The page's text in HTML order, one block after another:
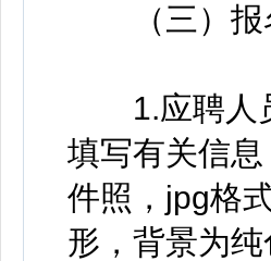
（三）报
1.应聘人员
填写有关信
件照，jpg格
形，背景为